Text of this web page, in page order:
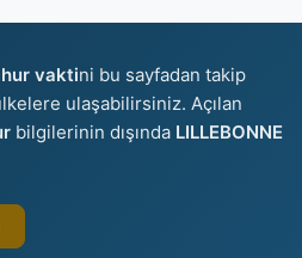
vaktini bu sayfadan takip
ulaşabilirsiniz. Açılan
bilgilerinin dışında LILLEBONNE